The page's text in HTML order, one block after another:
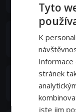
Allison
Screening
Ellen Houlihan
Screening
Tyto
K
Informace
stránek
jste jim